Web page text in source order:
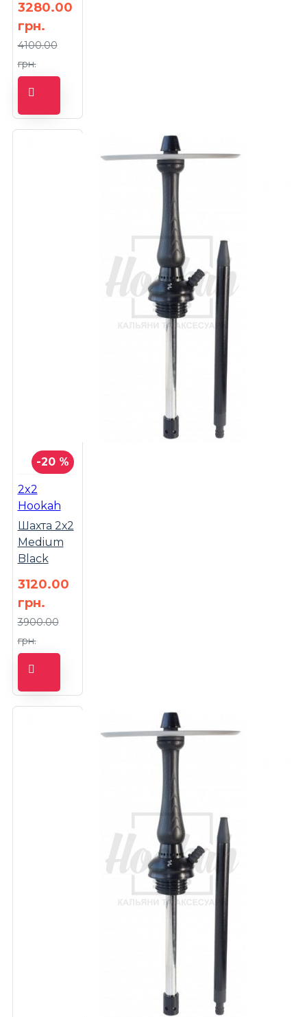
3280.00
грн.
4100.00
грн.
-20 %
2x2
Hookah
Шахта 2х2
Medium
Black
3120.00
грн.
3900.00
грн.